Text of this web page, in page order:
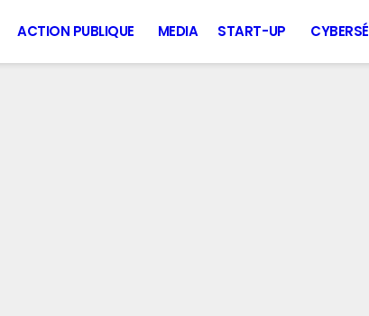
ACTION PUBLIQUE MEDIA START-UP